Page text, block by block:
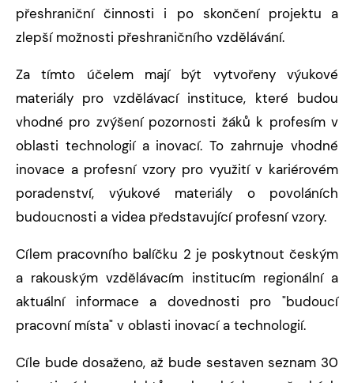
přeshraniční činnosti i po skončení projektu a
zlepší možnosti přeshraničního vzdělávání.
Za tímto účelem mají být vytvořeny výukové
materiály pro vzdělávací instituce, které budou
vhodné pro zvýšení pozornosti žáků k profesím v
oblasti technologií a inovací. To zahrnuje vhodné
inovace a profesní vzory pro využití v kariérovém
poradenství, výukové materiály o povoláních
budoucnosti a videa představující profesní vzory.
Cílem pracovního balíčku 2 je poskytnout českým
a rakouským vzdělávacím institucím regionální a
aktuální informace a dovednosti pro "budoucí
pracovní místa" v oblasti inovací a technologií.
Cíle bude dosaženo, až bude sestaven seznam 30